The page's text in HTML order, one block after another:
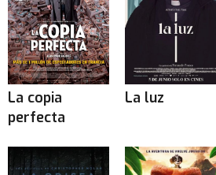
La copia
perfecta
La luz